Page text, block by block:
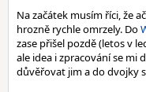
Na začátek musím říci, že
hrozně rychle omrzely. Do
zase přišel pozdě (letos v
ale idea i zpracování se mi
důvěřovat jim a do dvojky